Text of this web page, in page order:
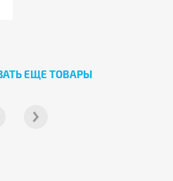
ЕЩЕ ТОВАРЫ